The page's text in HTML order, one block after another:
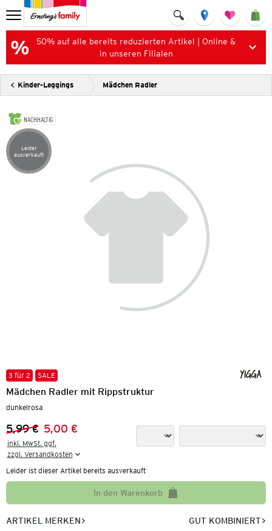
50% auf alle bereits reduzierten Artikel | Online &
in unseren Filialen
Kinder-Leggings Mädchen Radler
NACHHALTIG
Artikel leider ausverkauft
Leider
ausverkauft
3 für 2 SALE
Mädchen Radler mit Rippstruktur
dunkelrosa
Vorheriger Preis:
5,99 €
Neuer Preis:
5,00 €
inkl. MwSt. ggf.
zzgl. Versandkosten
Leider ist dieser Artikel bereits ausverkauft
In den Warenkorb
ARTIKEL MERKEN GUT KOMBINIERT